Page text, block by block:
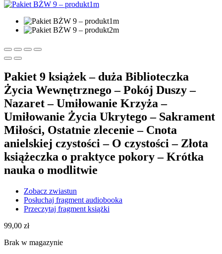
Pakiet 9 książek – duża Biblioteczka
Życia Wewnętrznego – Pokój Duszy –
Nazaret – Umiłowanie Krzyża –
Umiłowanie Życia Ukrytego – Sakrament
Miłości, Ostatnie zlecenie – Cnota
anielskiej czystości – O czystości – Złota
książeczka o praktyce pokory – Krótka
nauka o modlitwie
Zobacz zwiastun
Posłuchaj fragment audiobooka
Przeczytaj fragment książki
99,00 zł
Brak w magazynie